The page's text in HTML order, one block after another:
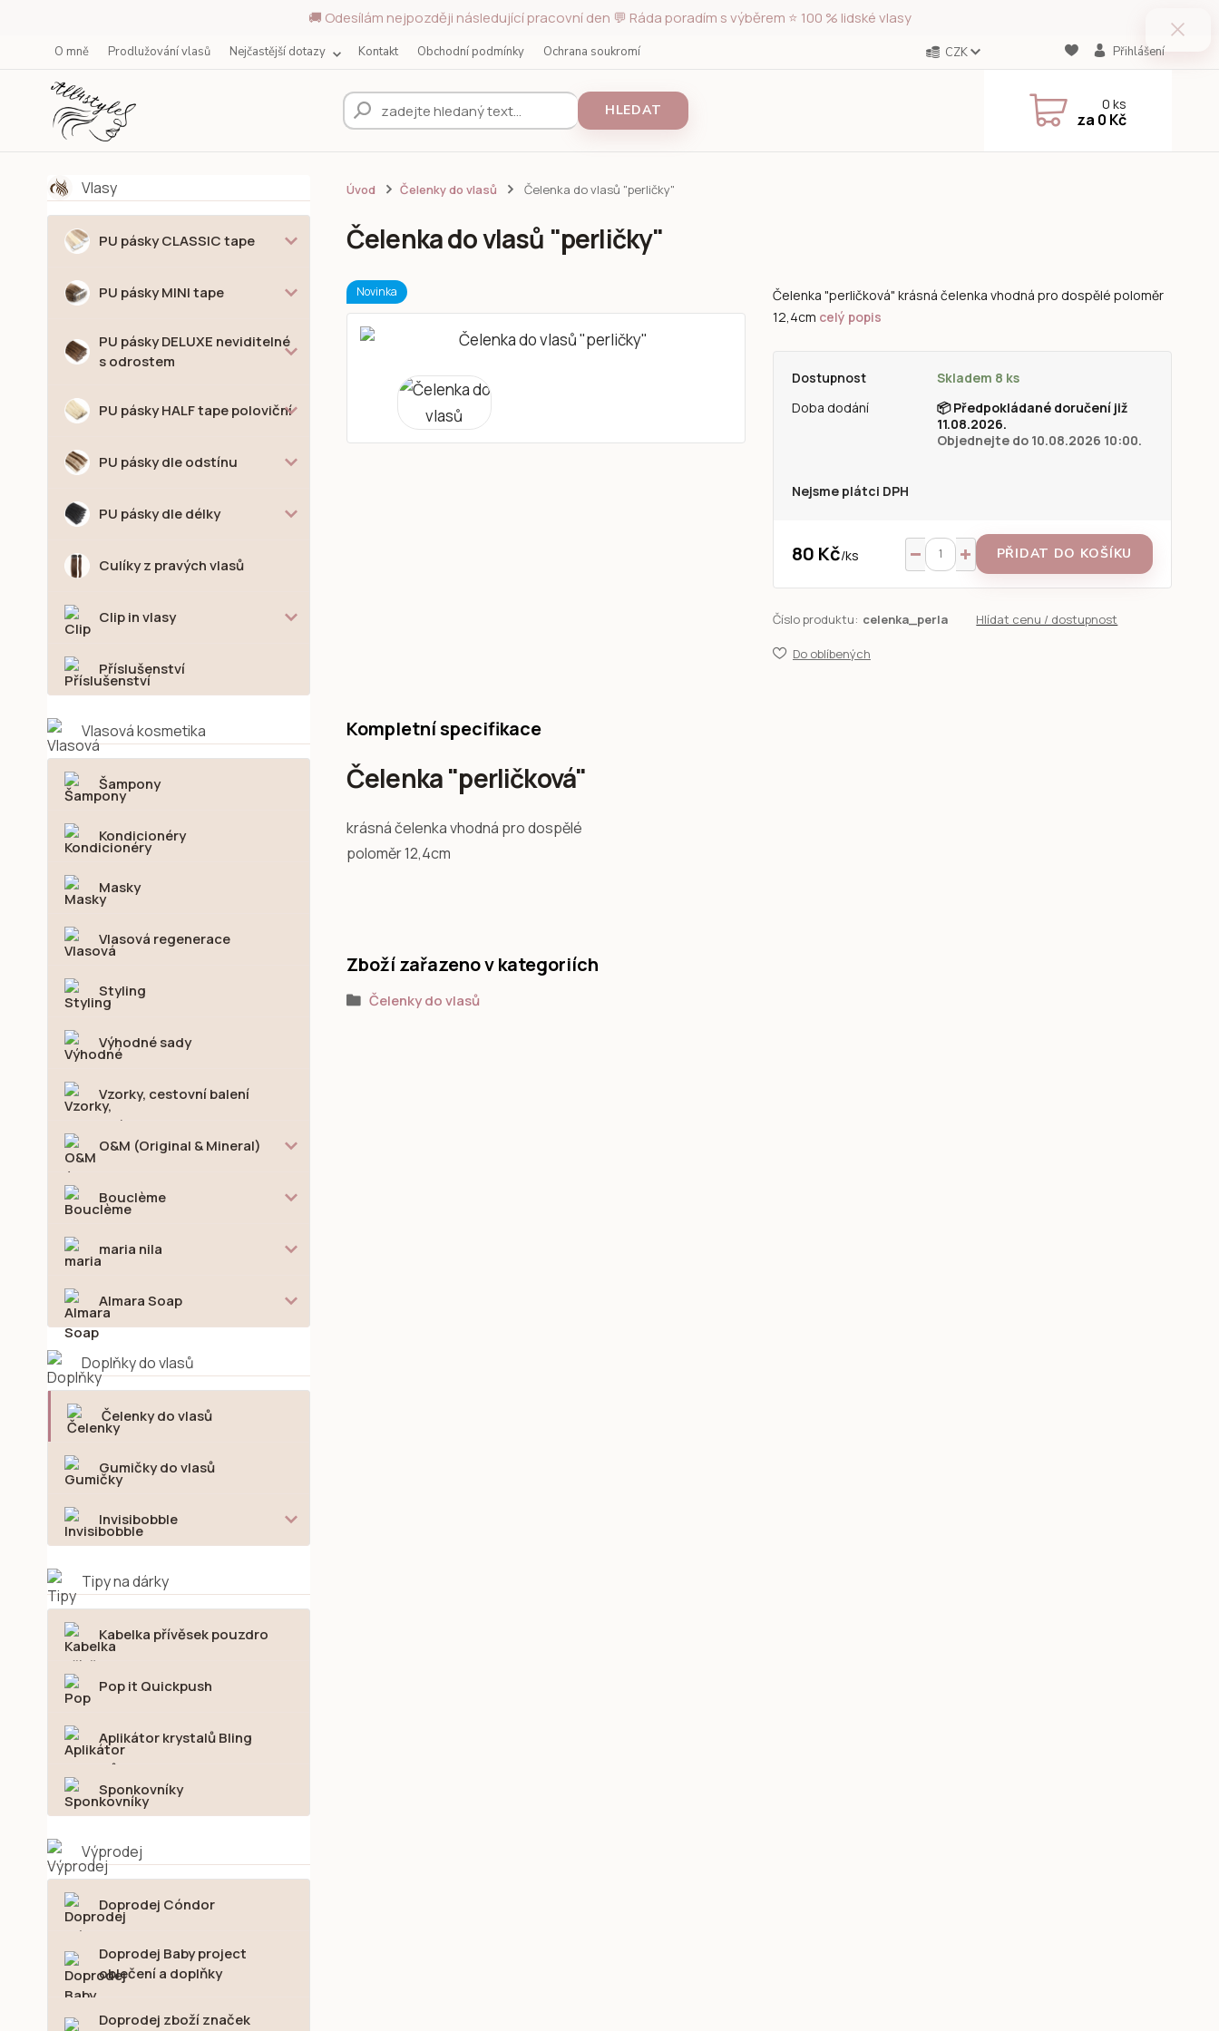
🚚 Odesílám nejpozději následující pracovní den 💬 Ráda poradím s výběrem ⭐ 100 % lidské vlasy
O mně Prodlužování vlasů Nejčastější dotazy Kontakt Obchodní podmínky Ochrana soukromí CZK Přihlášení
HLEDAT 0ks
za 0 Kč
Vlasy
PU pásky CLASSIC tape
PU pásky MINI tape
PU pásky DELUXE neviditelné
s odrostem
PU pásky HALF tape poloviční
PU pásky dle odstínu
PU pásky dle délky
Culíky z pravých vlasů
Clip in vlasy
Příslušenství
Vlasová kosmetika
Šampony
Kondicionéry
Masky
Vlasová regenerace
Styling
Výhodné sady
Vzorky, cestovní balení
O&M (Original & Mineral)
Bouclème
maria nila
Almara Soap
Doplňky do vlasů
Čelenky do vlasů
Gumičky do vlasů
Invisibobble
Tipy na dárky
Kabelka přívěsek pouzdro
Pop it Quickpush
Aplikátor krystalů Bling
Sponkovníky
Výprodej
Doprodej Cóndor
Doprodej Baby project
oblečení a doplňky
Doprodej zboží značek
Úvod Čelenky do vlasů Čelenka do vlasů "perličky"
Čelenka do vlasů "perličky"
Novinka
Čelenka "perličková" krásná čelenka vhodná pro dospělé poloměr
12,4cm celý popis
Dostupnost
Skladem 8 ks
Doba dodání
📦Předpokládané doručení již
11.08.2026.
Objednejte do 10.08.2026 10:00.
Nejsme plátci DPH
80 Kč/ks PŘIDAT DO KOŠÍKU
Číslo produktu: celenka_perla Hlídat cenu / dostupnost
Do oblíbených
Kompletní specifikace
Čelenka "perličková"
krásná čelenka vhodná pro dospělé
poloměr 12,4cm
Zboží zařazeno v kategoriích
Čelenky do vlasů